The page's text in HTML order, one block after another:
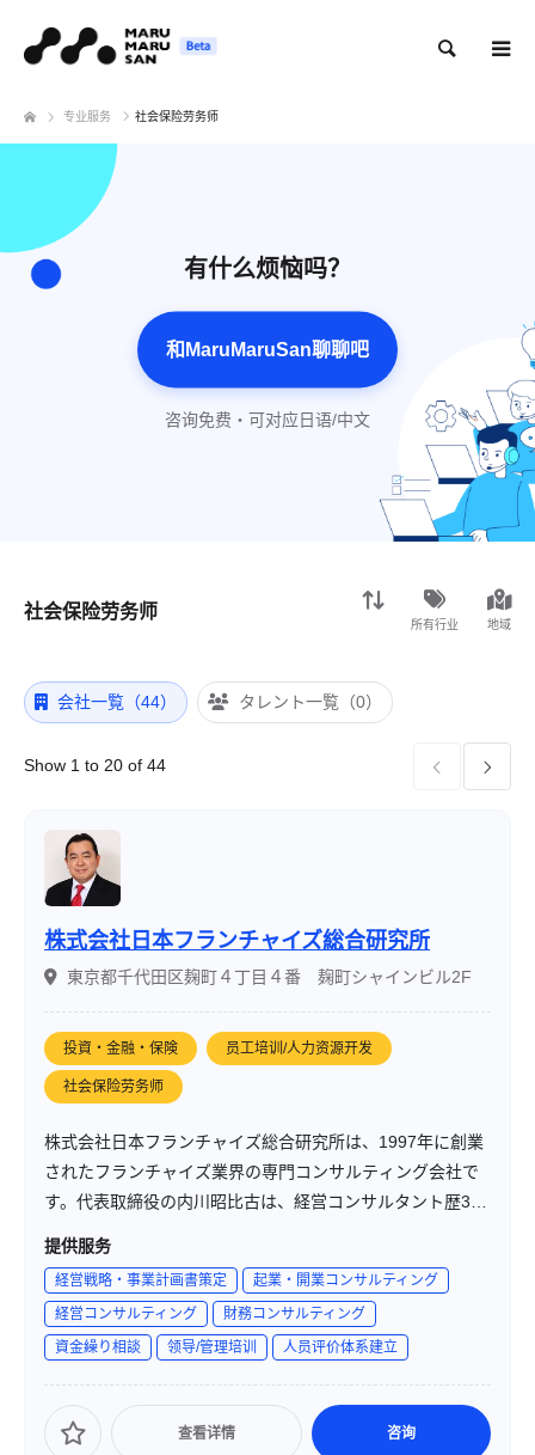
专业服务 社会保险劳务师
有什么烦恼吗？
和MaruMaruSan聊聊吧
咨询免费・可对应日语/中文
社会保险劳务师
所有行业 地域
会社一覧（44） タレント一覧（0）
Show 1 to 20 of 44  
株式会社日本フランチャイズ総合研究所
東京都千代田区麹町４丁目４番 麹町シャインビル2F
投資・金融・保険 员工培训/人力资源开发
社会保险劳务师
株式会社日本フランチャイズ総合研究所は、1997年に創業
されたフランチャイズ業界の専門コンサルティング会社で
す。代表取締役の内川昭比古は、経営コンサルタント歴38
年以上の業界第一人者であり、これまでに400社以上の経営
50社以上の社員向けフランチャイズ制度を手掛けてきまし
た。同社は、フランチャイズ本部の立地評価システム、店
舗会計システム、スーパーバイジングシステムなど、業界
屈指のノウハウを駆使して、チェーン本部の経営課題に対
するソリューションを提供しています。また、日本フラン
チャイズチェーン協会や経済産業省などの公的機関からも
提供服务
経営戦略・事業計画書策定
起業・開業コンサルティング
経営コンサルティング
財務コンサルティング
資金繰り相談
领导/管理培训 人员评价体系建立
查看详情 咨询